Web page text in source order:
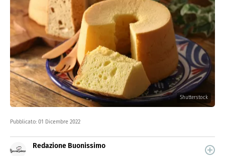
Shutterstock
Pubblicato: 01 Dicembre 2022
Redazione Buonissimo